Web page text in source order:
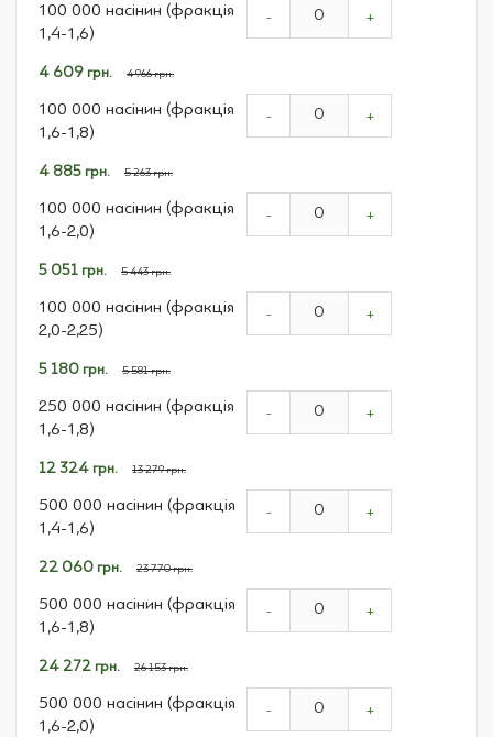
product
items
100 000 насінин (фракція
1,4-1,6)
Спеціальна
4 609 грн. 4 966 грн.
- +
100 000 насінин (фракція
1,6-1,8)
Спеціальна
4 885 грн. 5 263 грн.
- +
100 000 насінин (фракція
1,6-2,0)
Спеціальна
5 051 грн. 5 443 грн.
- +
100 000 насінин (фракція
2,0-2,25)
Спеціальна
5 180 грн. 5 581 грн.
- +
250 000 насінин (фракція
1,6-1,8)
Спеціальна
12 324 грн. 13 279 грн.
- +
500 000 насінин (фракція
1,4-1,6)
Спеціальна
22 060 грн. 23 770 грн.
- +
500 000 насінин (фракція
1,6-1,8)
Спеціальна
24 272 грн. 26 153 грн.
- +
500 000 насінин (фракція
1,6-2,0)
- +